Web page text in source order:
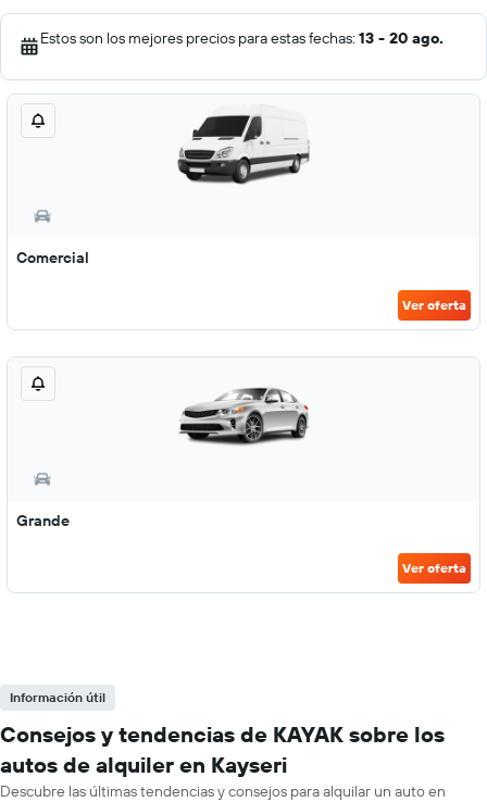
Estos son los mejores precios para estas fechas: 13 - 20 ago.
Comercial
Ver oferta
Grande
Ver oferta
Información útil
Consejos y tendencias de KAYAK sobre los
autos de alquiler en Kayseri
Descubre las últimas tendencias y consejos para alquilar un auto en